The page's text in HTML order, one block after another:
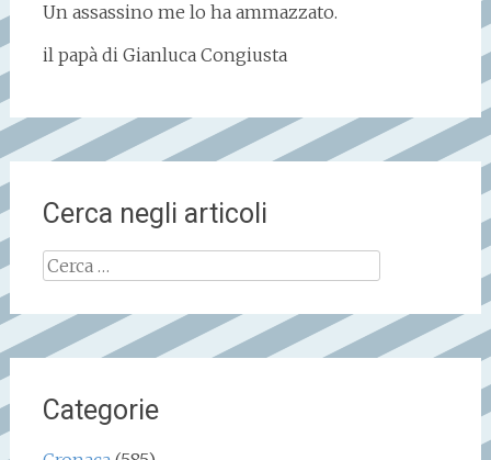
Un assassino me lo ha ammazzato.
il papà di Gianluca Congiusta
Cerca negli articoli
Ricerca
Categorie